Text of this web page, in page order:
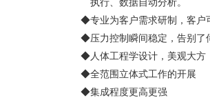
执行、数据自动分析。
◆专业为客户需求研制，客户
◆压力控制瞬间稳定，告别了
◆人体工程学设计，美观大方
◆全范围立体式工作的开展
◆集成程度更高更强